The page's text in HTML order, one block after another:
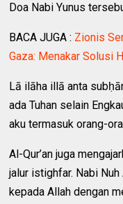
Doa Nabi Yunus
BACA JUGA : Zionis
Gaza: Menakar Solusi
Lā ilāha illā anta
ada Tuhan selain
aku termasuk orang-
Al-Qur’an juga
jalur istighfar. Nabi
kepada Allah dengan